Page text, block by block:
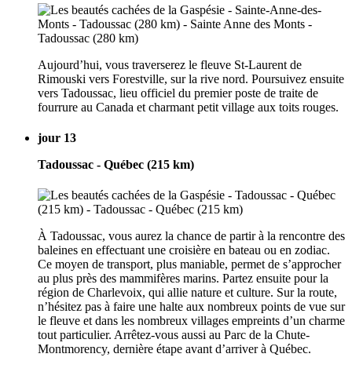
Aujourd’hui, vous traverserez le fleuve St-Laurent de
Rimouski vers Forestville, sur la rive nord. Poursuivez ensuite
vers Tadoussac, lieu officiel du premier poste de traite de
fourrure au Canada et charmant petit village aux toits rouges.
jour 13
Tadoussac - Québec (215 km)
À Tadoussac, vous aurez la chance de partir à la rencontre des
baleines en effectuant une croisière en bateau ou en zodiac.
Ce moyen de transport, plus maniable, permet de s’approcher
au plus près des mammifères marins. Partez ensuite pour la
région de Charlevoix, qui allie nature et culture. Sur la route,
n’hésitez pas à faire une halte aux nombreux points de vue sur
le fleuve et dans les nombreux villages empreints d’un charme
tout particulier. Arrêtez-vous aussi au Parc de la Chute-
Montmorency, dernière étape avant d’arriver à Québec.